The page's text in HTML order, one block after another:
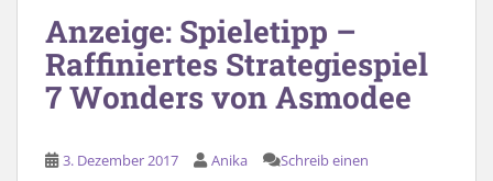
Anzeige: Spieletipp –
Raffiniertes Strategiespiel
7 Wonders von Asmodee
3. Dezember 2017 Anika
Schreib einen